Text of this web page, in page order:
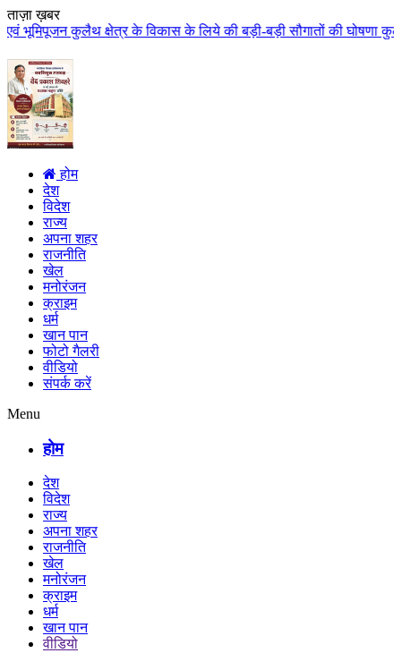
ताज़ा ख़बर
के लिये की बड़ी-बड़ी सौगातों की घोषणा कुलैथ क्षेत्र की जनता ने
होम
देश
विदेश
राज्य
अपना शहर
राजनीति
खेल
मनोरंजन
क्राइम
धर्म
खान पान
फोटो गैलरी
वीडियो
संपर्क करें
Menu
होम
देश
विदेश
राज्य
अपना शहर
राजनीति
खेल
मनोरंजन
क्राइम
धर्म
खान पान
वीडियो